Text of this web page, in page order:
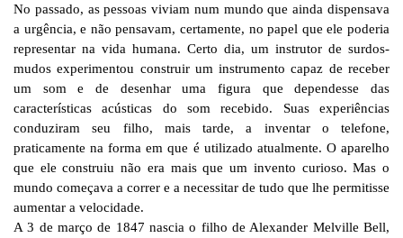
No passado, as pessoas viviam num mundo que ainda dispensava
a urgência, e não pensavam, certamente, no papel que ele poderia
representar na vida humana. Certo dia, um instrutor de surdos-
mudos experimentou construir um instrumento capaz de receber
um som e de desenhar uma figura que dependesse das
características acústicas do som recebido. Suas experiências
conduziram seu filho, mais tarde, a inventar o telefone,
praticamente na forma em que é utilizado atualmente. O aparelho
que ele construiu não era mais que um invento curioso. Mas o
mundo começava a correr e a necessitar de tudo que lhe permitisse
aumentar a velocidade.
A 3 de março de 1847 nascia o filho de Alexander Melville Bell,